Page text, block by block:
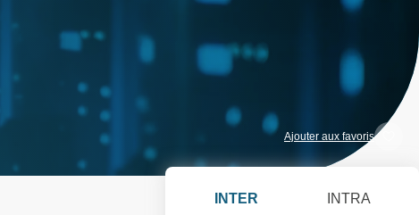
Ajouter aux favoris
INTER INTRA